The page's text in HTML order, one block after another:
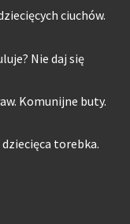
ciuchów.
Nie daj się
Komunijne buty.
torebka.